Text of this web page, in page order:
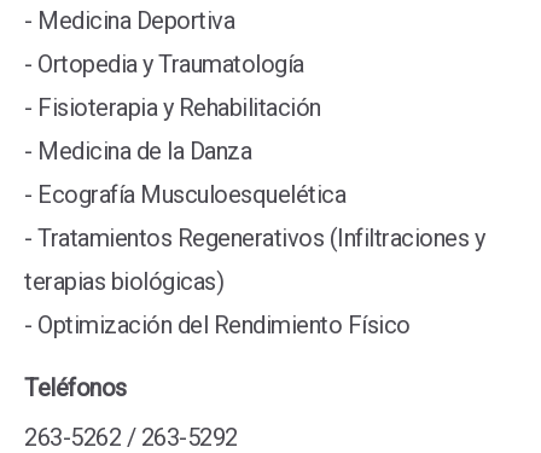
- Medicina Deportiva
- Ortopedia y Traumatología
- Fisioterapia y Rehabilitación
- Medicina de la Danza
- Ecografía Musculoesquelética
- Tratamientos Regenerativos (Infiltraciones y
terapias biológicas)
- Optimización del Rendimiento Físico
Teléfonos
263-5262 / 263-5292